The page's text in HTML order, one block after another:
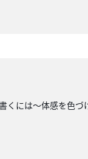
くには〜体感を色